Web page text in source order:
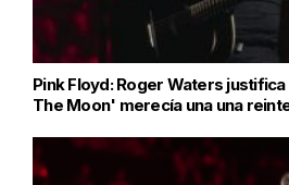
Pink Floyd: Roger Waters
The Moon' merecía una una